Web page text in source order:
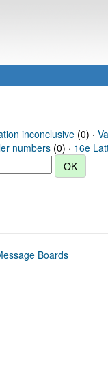
inconclusive(0) ·
numbers (0) · 16e
Boards